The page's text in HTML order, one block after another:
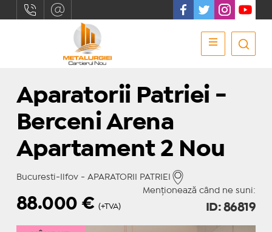
Aparatorii Patriei -
Berceni Arena
Apartament 2 Nou
Bucuresti-Ilfov - APARATORII PATRIEI
Menționează când ne suni:
88.000€ (+TVA) ID: 86819